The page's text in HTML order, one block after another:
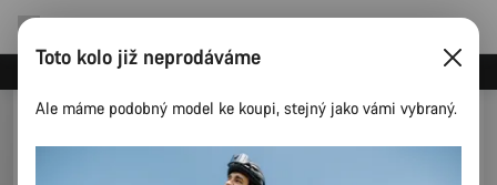
Ušetřete s newsletterem Canyon
Toto kolo již neprodáváme
Ale máme podobný model ke koupi, stejný jako vámi vybraný.